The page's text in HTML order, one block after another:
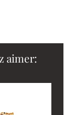
aimer: